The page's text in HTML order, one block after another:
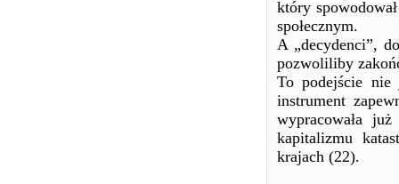
który
społecznym.
A „decydenci”,
pozwoliliby
To podejście nie
instrument
wypracowała
kapitalizmu
krajach (22).